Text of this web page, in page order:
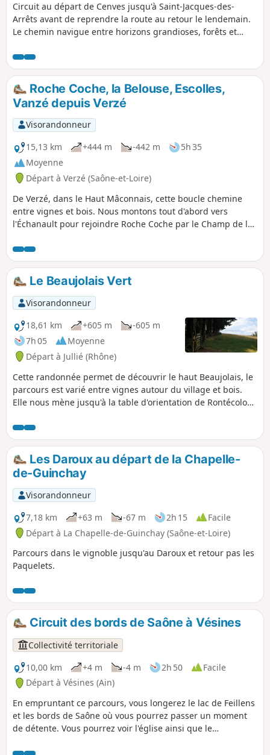
Circuit au départ de Cenves jusqu'à Saint-Jacques-des-
Arrêts avant de reprendre la route au retour le lendemain.
Le chemin navigue entre horizons grandioses, forêts et
Roche Coche, la Belouse, Escolles,
Vanzé depuis Verzé
Visorandonneur
15,13 km
+444 m -442 m
5h 35
Moyenne
Départ à Verzé (Saône-et-Loire)
De Verzé, dans le Haut Mâconnais, cette boucle chemine
entre vignes et bois. Nous montons tout d'abord vers
l'Échanault pour rejoindre Roche Coche par le Champ de la
offre un beau panorama sur le Val Lamartine, la Roche de
Solutré, et au large les Hauts du Beaujolais. Il faut ensuite
remonter vers les Bruyères, puis descendre à Chanaud et
virer au Nord-Est vers Escolles et la direction de Vanzé pour
revenir à Verzé.
Le Beaujolais Vert
Visorandonneur
18,61 km
+605 m
-605 m
7h 05
Moyenne
Départ à Jullié (Rhône)
Cette randonnée permet de découvrir le haut Beaujolais, le
parcours est varié entre vignes autour du village et bois.
Elle nous mène jusqu'à la table d'orientation de Rontécolon,
où se trouve une stèle en mémoire des martyrs de la
résistance.
Les Daroux au départ de la Chapelle-
de-Guinchay
Visorandonneur
7,18 km
+63 m -67 m 2h 15
Facile
Départ à La Chapelle-de-Guinchay (Saône-et-Loire)
Parcours dans le vignoble jusqu'au Daroux et retour pas les
Paquelets.
Circuit des bords de Saône à Vésines
Collectivité territoriale
10,00 km
+4 m -4 m 2h 50
Facile
Départ à Vésines (Ain)
En empruntant ce parcours, vous longerez le lac de Feillens
et les bords de Saône où vous pourrez passer un moment
de détente. Vous pourrez voir l'église ainsi que le